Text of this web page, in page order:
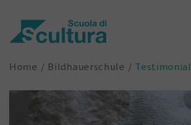
Home Bildhauerschule Testimonial